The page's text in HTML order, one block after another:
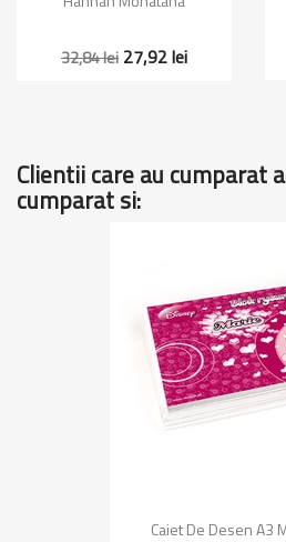
32,84 lei 27,92 lei
Clientii care au cumparat
cumparat si:
Caiet De Desen A3